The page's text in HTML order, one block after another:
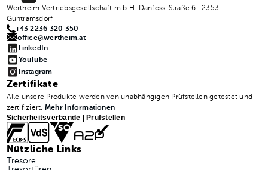
Wertheim Vertriebsgesellschaft m.b.H. Danfoss-Straße 6 | 2353
Guntramsdorf
+43 2236 320 350
office@wertheim.at
LinkedIn
YouTube
Instagram
Zertifikate
Alle unsere Produkte werden von unabhängigen Prüfstellen getestet und
zertifiziert. Mehr Informationen
Sicherheitsverbände | Prüfstellen
Nützliche Links
Tresore